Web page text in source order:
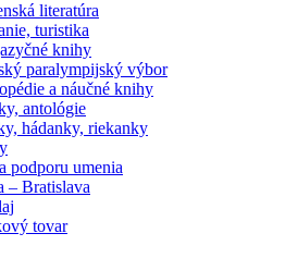
literatúra
turistika
knihy
paralympijský výbor
a náučné knihy
antológie
hádanky, riekanky
podporu umenia
– Bratislava
tovar